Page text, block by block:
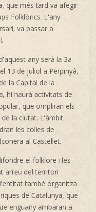
que més tard va afegir
Folklòrics. L'any
va passar a
any serà la 3a
13 de juliol a Perpinyà,
la Capital de la
hi haurà activitats de
que ompliran els
la ciutat. L'àmbit
les colles de
al Castellet.
el folklore i les
arreu del territori
també organitza
de Catalunya, que
enguany arribaran a